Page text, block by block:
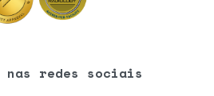
nas redes sociais